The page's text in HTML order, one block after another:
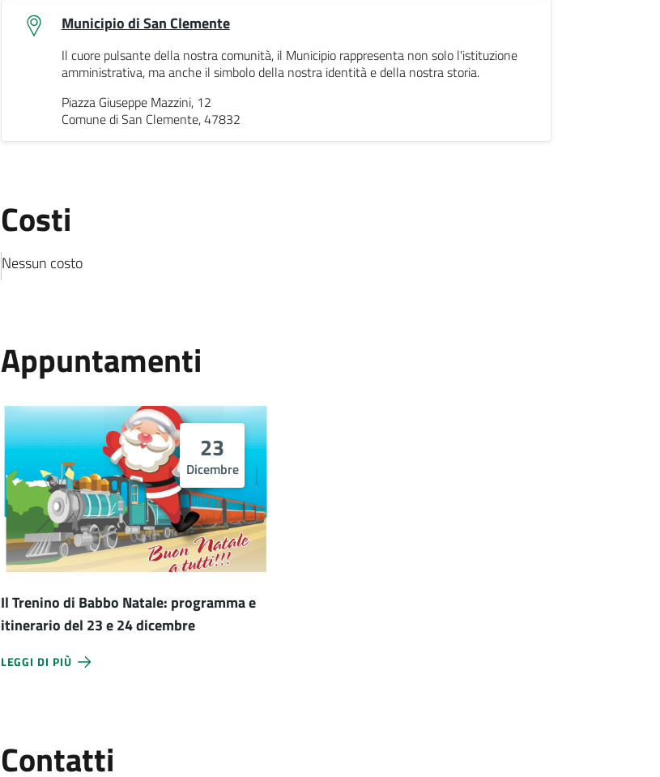
Municipio di San Clemente
Il cuore pulsante della nostra comunità, il Municipio rappresenta non solo l'istituzione
amministrativa, ma anche il simbolo della nostra identità e della nostra storia.
Piazza Giuseppe Mazzini, 12
Comune di San Clemente, 47832
Costi
Nessun costo
Appuntamenti
23
Dicembre
Il Trenino di Babbo Natale: programma e
itinerario del 23 e 24 dicembre
LEGGI DI PIÙ
Contatti